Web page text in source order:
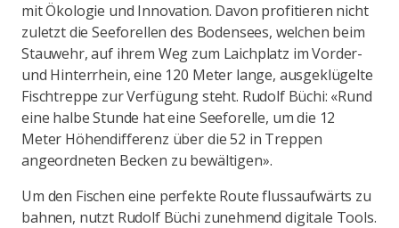
mit Ökologie und Innovation. Davon profitieren nicht
zuletzt die Seeforellen des Bodensees, welchen beim
Stauwehr, auf ihrem Weg zum Laichplatz im Vorder-
und Hinterrhein, eine 120 Meter lange, ausgeklügelte
Fischtreppe zur Verfügung steht. Rudolf Büchi: «Rund
eine halbe Stunde hat eine Seeforelle, um die 12
Meter Höhendifferenz über die 52 in Treppen
angeordneten Becken zu bewältigen».
Um den Fischen eine perfekte Route flussaufwärts zu
bahnen, nutzt Rudolf Büchi zunehmend digitale Tools.